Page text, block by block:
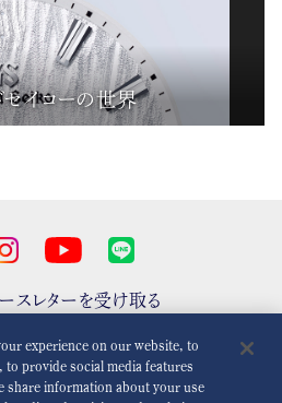
セイコーの世界
スレターを受け取る
experience on our website, to
to provide social media features
share information about your use